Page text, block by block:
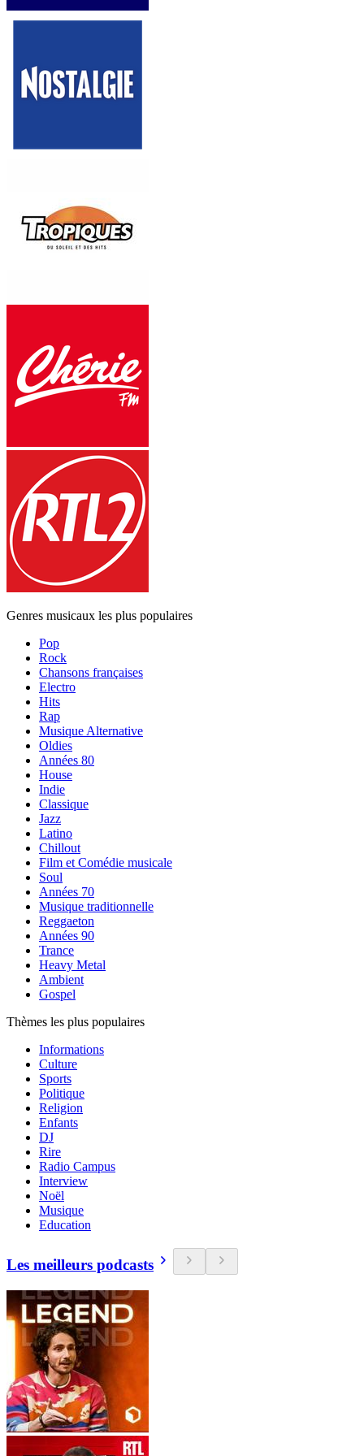
Genres musicaux les plus populaires
Pop
Rock
Chansons françaises
Electro
Hits
Rap
Musique Alternative
Oldies
Années 80
House
Indie
Classique
Jazz
Latino
Chillout
Film et Comédie musicale
Soul
Années 70
Musique traditionnelle
Reggaeton
Années 90
Trance
Heavy Metal
Ambient
Gospel
Thèmes les plus populaires
Informations
Culture
Sports
Politique
Religion
Enfants
DJ
Rire
Radio Campus
Interview
Noël
Musique
Education
Les meilleurs podcasts